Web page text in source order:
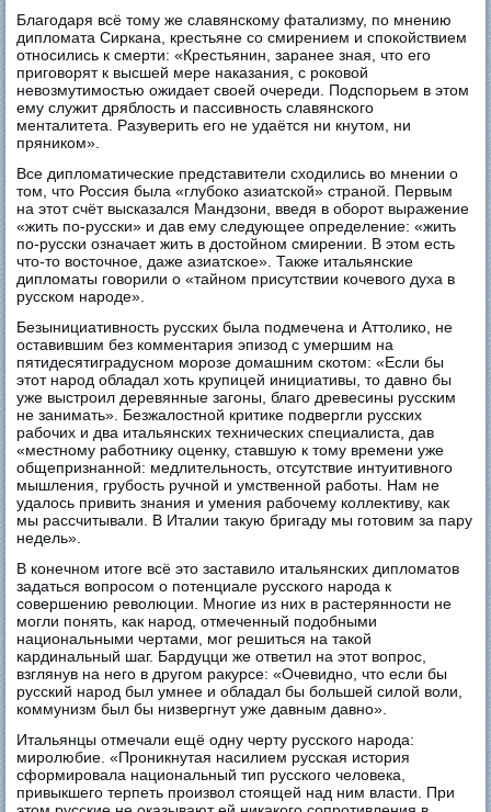
Благодаря всё тому же славянскому фатализму, по мнению
дипломата Сиркана, крестьяне со смирением и спокойствием
относились к смерти: «Крестьянин, заранее зная, что его
приговорят к высшей мере наказания, с роковой
невозмутимостью ожидает своей очереди. Подспорьем в этом
ему служит дряблость и пассивность славянского
менталитета. Разуверить его не удаётся ни кнутом, ни
пряником».
Все дипломатические представители сходились во мнении о
том, что Россия была «глубоко азиатской» страной. Первым
на этот счёт высказался Мандзони, введя в оборот выражение
«жить по-русски» и дав ему следующее определение: «жить
по-русски означает жить в достойном смирении. В этом есть
что-то восточное, даже азиатское». Также итальянские
дипломаты говорили о «тайном присутствии кочевого духа в
русском народе».
Безынициативность русских была подмечена и Аттолико, не
оставившим без комментария эпизод с умершим на
пятидесятиградусном морозе домашним скотом: «Если бы
этот народ обладал хоть крупицей инициативы, то давно бы
уже выстроил деревянные загоны, благо древесины русским
не занимать». Безжалостной критике подвергли русских
рабочих и два итальянских технических специалиста, дав
«местному работнику оценку, ставшую к тому времени уже
общепризнанной: медлительность, отсутствие интуитивного
мышления, грубость ручной и умственной работы. Нам не
удалось привить знания и умения рабочему коллективу, как
мы рассчитывали. В Италии такую бригаду мы готовим за пару
недель».
В конечном итоге всё это заставило итальянских дипломатов
задаться вопросом о потенциале русского народа к
совершению революции. Многие из них в растерянности не
могли понять, как народ, отмеченный подобными
национальными чертами, мог решиться на такой
кардинальный шаг. Бардуцци же ответил на этот вопрос,
взглянув на него в другом ракурсе: «Очевидно, что если бы
русский народ был умнее и обладал бы большей силой воли,
коммунизм был бы низвергнут уже давным давно».
Итальянцы отмечали ещё одну черту русского народа:
миролюбие. «Проникнутая насилием русская история
сформировала национальный тип русского человека,
привыкшего терпеть произвол стоящей над ним власти. При